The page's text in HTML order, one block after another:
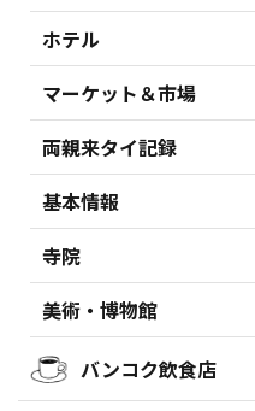
ホテル
マーケット＆市場
両親来タイ記録
基本情報
寺院
美術・博物館
バンコク飲食店